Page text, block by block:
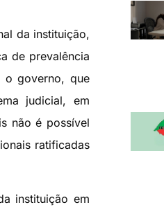
da instituição,
de prevalência
o governo, que
judicial, em
não é possível
ratificadas
instituição em